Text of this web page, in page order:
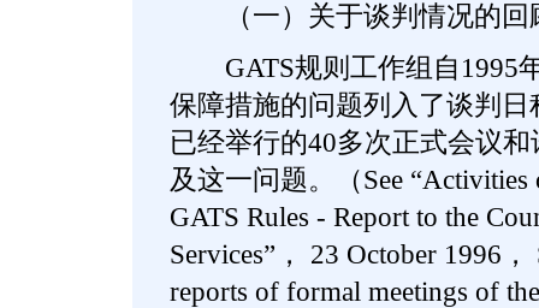
（一）关于谈判情况的回
GATS规则工作组自1995
保障措施的问题列入了谈判
已经举行的40多次正式会议
及这一问题。（See “Activities
GATS Rules - Report to the
Services”， 23 October 1996，
reports of formal meetings of